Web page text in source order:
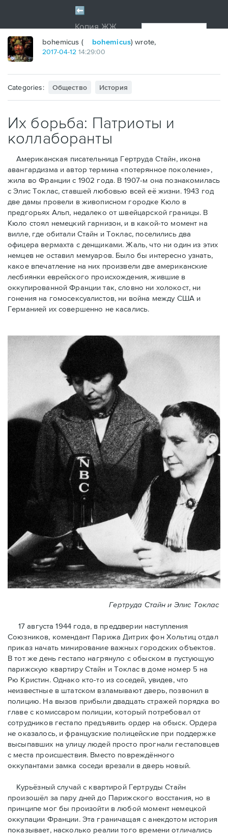
bohemicus ( bohemicus) wrote,
2017-04-12 14:29:00
Categories: Общество История
Их борьба: Патриоты и
коллаборанты
Американская писательница Гертруда Стайн, икона
авангардизма и автор термина «потерянное поколение»,
жила во Франции с 1902 года. В 1907-м она познакомилась
с Элис Токлас, ставшей любовью всей её жизни. 1943 год
две дамы провели в живописном городке Кюло в
предгорьях Альп, недалеко от швейцарской границы. В
Кюло стоял немецкий гарнизон, и в какой-то момент на
вилле, где обитали Стайн и Токлас, поселились два
офицера вермахта с денщиками. Жаль, что ни один из этих
немцев не оставил мемуаров. Было бы интересно узнать,
какое впечатление на них произвели две американские
лесбиянки еврейского происхождения, жившие в
оккупированной Франции так, словно ни холокост, ни
гонения на гомосексуалистов, ни война между США и
Германией их совершенно не касались.
Гертруда Стайн и Элис Токлас
17 августа 1944 года, в преддверии наступления
Союзников, комендант Парижа Дитрих фон Хольтиц отдал
приказ начать минирование важных городских объектов.
В тот же день гестапо нагрянуло с обыском в пустующую
парижскую квартиру Стайн и Токлaс в домe номер 5 на
Рю Кристин. Однако кто-то из соседей, увидев, что
неизвестные в штатском взламывают дверь, позвонил в
полицию. На вызов прибыли двадцать стражей порядка во
главе с комиссаром полиции, который потребовал от
сотрудников гестапо предъявить ордер на обыск. Ордера
не оказалось, и французские полицейские при поддержке
высыпавших на улицу людей просто прогнали гестаповцев
с места происшествия. Вместо повреждённого
оккупантами замка соседи врезали в дверь новый.
Курьёзный случай с квартирой Гертруды Стайн
произошёл за пару дней до Парижского восстания, но в
принципe мог бы произойти в любой момент немецкой
оккупации Франции. Эта граничащая с анекдотом история
показывает, насколько реалии того времени отличались